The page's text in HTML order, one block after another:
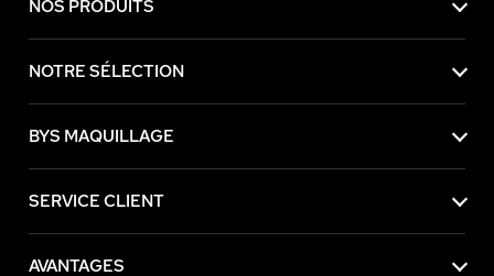
NOS PRODUITS
NOTRE SÉLECTION
BYS MAQUILLAGE
SERVICE CLIENT
AVANTAGES